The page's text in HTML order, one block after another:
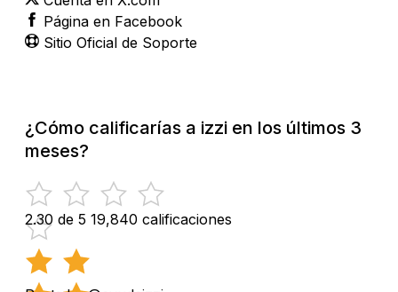
Página en Facebook
Sitio Oficial de Soporte
¿Cómo calificarías a izzi en los últimos 3
meses?
2.30 de 5 19,840 calificaciones